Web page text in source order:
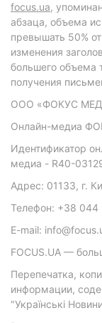
focus.ua,
абзаца, объема
превышать 50%
изменения
большего объема
получения
ООО «ФОКУС
Онлайн-медиа
Идентификатор
медиа - R40-
Адрес: 01133, г.
Телефон: +38 044
E-mail:
FOCUS.UA —
Перепечатка,
информации,
"Українські